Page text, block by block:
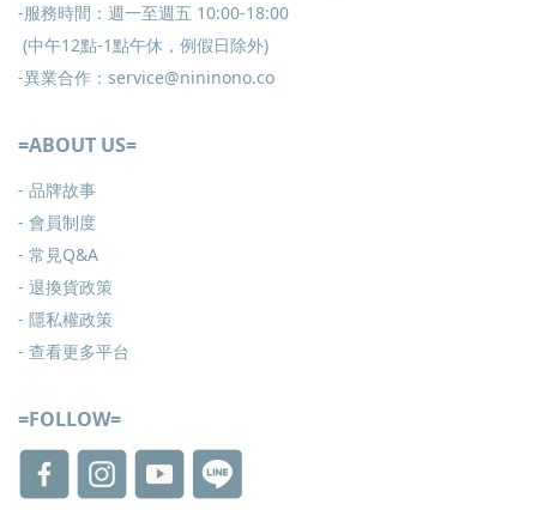
-服務時間：週一至週五 10:00-18:00
(中午12點-1點午休，例假日除外)
-異業合作：service@nininono.co
=ABOUT US=
- 品牌故事
- 會員制度
- 常見Q&A
- 退換貨政策
- 隱私權政策
- 查看更多平台
=FOLLOW=